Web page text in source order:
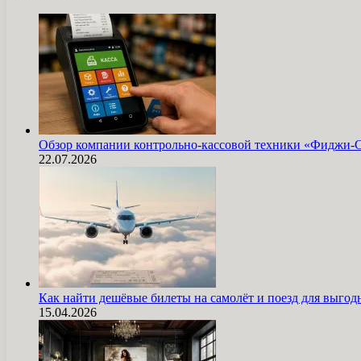
Обзор компании контрольно-кассовой техники «Фиджи-
22.07.2026
Как найти дешёвые билеты на самолёт и поезд для
15.04.2026